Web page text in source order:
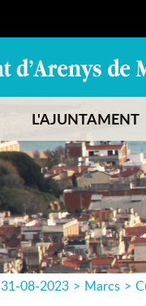
L'AJUNTAMENT
31-08-2023 > Marcs >